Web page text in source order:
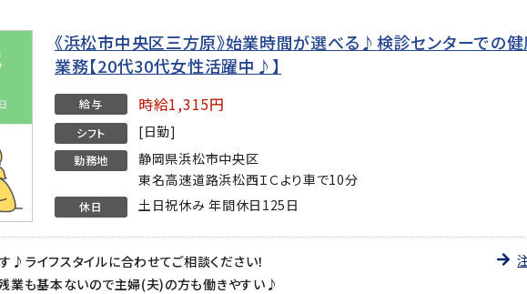
《浜松市中央区三方原》始業時間が選べる♪検診センターでの
業務【20代30代女性活躍中♪】
給与 時給1,315円
シフト [日勤]
勤務地
静岡県浜松市中央区
東名高速道路浜松西ＩＣより車で10分
休日 土日祝休み 年間休日125日
ライフスタイルに合わせてご相談ください！
業も基本ないので主婦(夫)の方も働きやすい♪